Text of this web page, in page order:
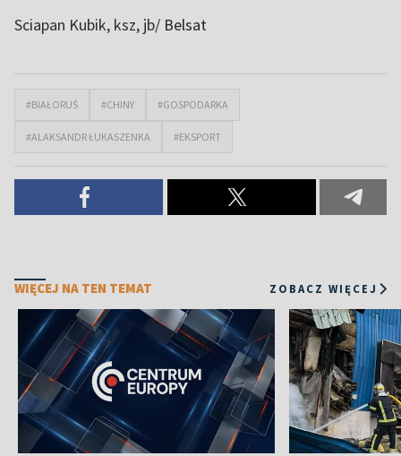
Sciapan Kubik, ksz, jb/ Belsat
#BIAŁORUŚ #CHINY #GOSPODARKA
#ALAKSANDR ŁUKASZENKA #EKSPORT
WIĘCEJ NA TEN TEMAT ZOBACZ WIĘCEJ